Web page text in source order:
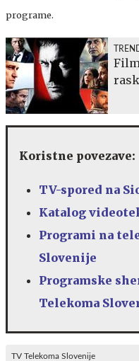
programe.
Koristne povezave:
TV-spored na
Katalog
Programi na
Slovenije
Programske
Telekoma
TV Telekoma Slovenije